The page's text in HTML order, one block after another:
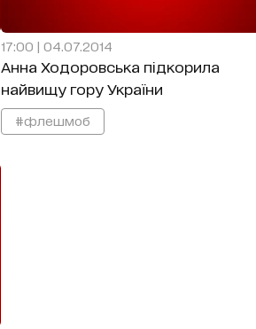
17:00 | 04.07.2014
Анна Ходоровська підкорила
найвищу гору України
#флешмоб